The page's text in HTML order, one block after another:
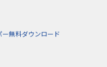
無料ダウンロード